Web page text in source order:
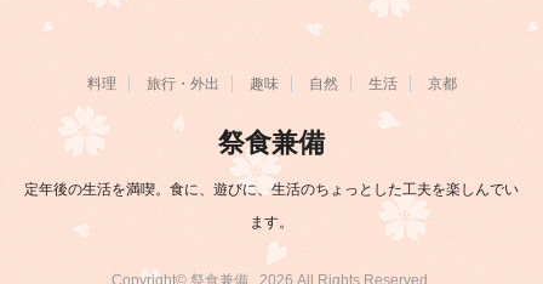
料理 旅行・外出 趣味 自然 生活 京都
祭食兼備
定年後の生活を満喫。食に、遊びに、生活のちょっとした工夫を楽しんでい
ます。
Copyright© 祭食兼備 , 2026 All Rights Reserved.